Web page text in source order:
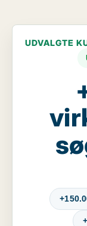
UDVALGTE